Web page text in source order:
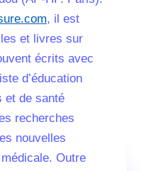
, il est
et livres sur
écrits avec
d’éducation
et de santé
recherches
nouvelles
Outre